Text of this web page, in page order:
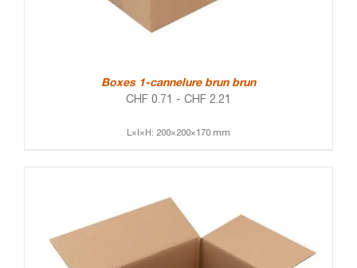
Boxes 1-cannelure brun brun
CHF 0.71 - CHF 2.21
L×l×H: 200×200×170 mm